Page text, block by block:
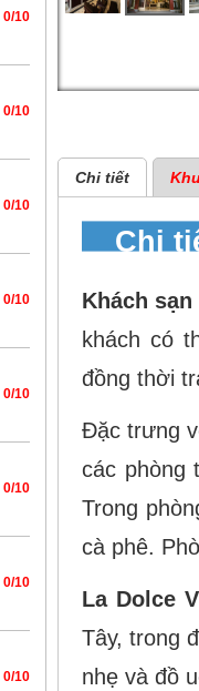
0/10
0/10
0/10
0/10
0/10
0/10
0/10
0/10
Chi tiết
Chi
Khách sạn
khách có
đồng thời
Đặc trưng
các phòng
Trong
cà phê.
La Dolce
Tây, trong
nhẹ và đồ